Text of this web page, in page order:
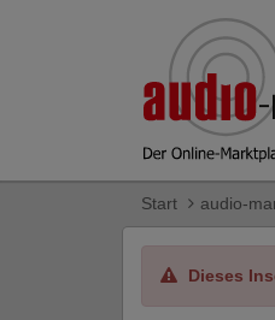
Start audio-
Dieses